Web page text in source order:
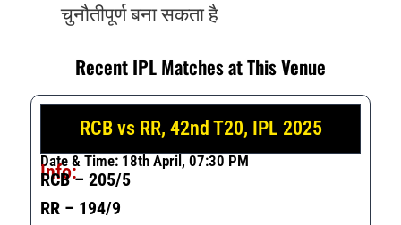
चुनौतीपूर्ण बना सकता है
Recent IPL Matches at This Venue
RCB vs RR, 42nd T20, IPL 2025
Date & Time: 18th April, 07:30 PM
Info:
RCB – 205/5
RR – 194/9